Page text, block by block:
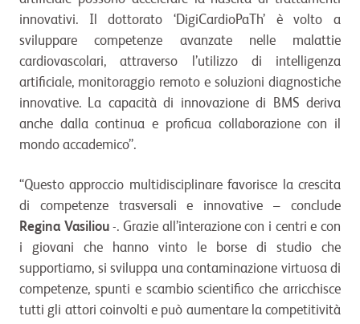
innovativi. Il dottorato ‘DigiCardioPaTh’ è volto a
sviluppare competenze avanzate nelle malattie
cardiovascolari, attraverso l’utilizzo di intelligenza
artificiale, monitoraggio remoto e soluzioni diagnostiche
innovative. La capacità di innovazione di BMS deriva
anche dalla continua e proficua collaborazione con il
mondo accademico”.
“Questo approccio multidisciplinare favorisce la crescita
di competenze trasversali e innovative – conclude
Regina Vasiliou-. Grazie all’interazione con i centri e con
i giovani che hanno vinto le borse di studio che
supportiamo, si sviluppa una contaminazione virtuosa di
competenze, spunti e scambio scientifico che arricchisce
tutti gli attori coinvolti e può aumentare la competitività